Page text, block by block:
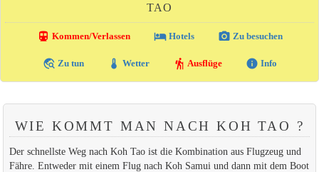
TAO
directions_transit Kommen/Verlassen local_hotelHotels photo_camera Zu besuchen
travel_explore Zu tun thermostat Wetter hiking Ausflüge info Info
WIE KOMMT MAN NACH KOH TAO ?
Der schnellste Weg nach Koh Tao ist die Kombination aus Flugzeug und
Fähre. Entweder mit einem Flug nach Koh Samui und dann mit dem Boot